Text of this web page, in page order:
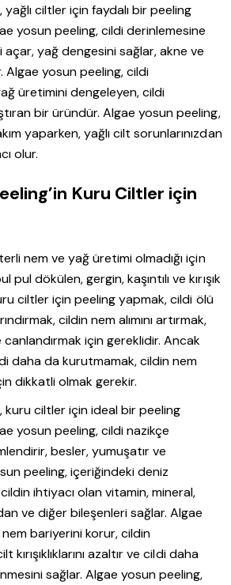
ciltler için faydalı bir peeling
yosun peeling, cildi derinlemesine
yağ dengesini sağlar, akne ve
Algae yosun peeling, cildi
üretimini dengeleyen, cildi
bir üründür. Algae yosun peeling,
yaparken, yağlı cilt sorunlarınızdan
olur.
Kuru Ciltler için
nem ve yağ üretimi olmadığı için
dökülen, gergin, kaşıntılı ve kırışık
ciltler için peeling yapmak, cildi ölü
cildin nem alımını artırmak,
için gereklidir. Ancak
daha da kurutmamak, cildin nem
dikkatli olmak gerekir.
kuru ciltler için ideal bir peeling
yosun peeling, cildi nazikçe
besler, yumuşatır ve
peeling, içeriğindeki deniz
ihtiyacı olan vitamin, mineral,
ve diğer bileşenleri sağlar. Algae
bariyerini korur, cildin
kırışıklıklarını azaltır ve cildi daha
sağlar. Algae yosun peeling,